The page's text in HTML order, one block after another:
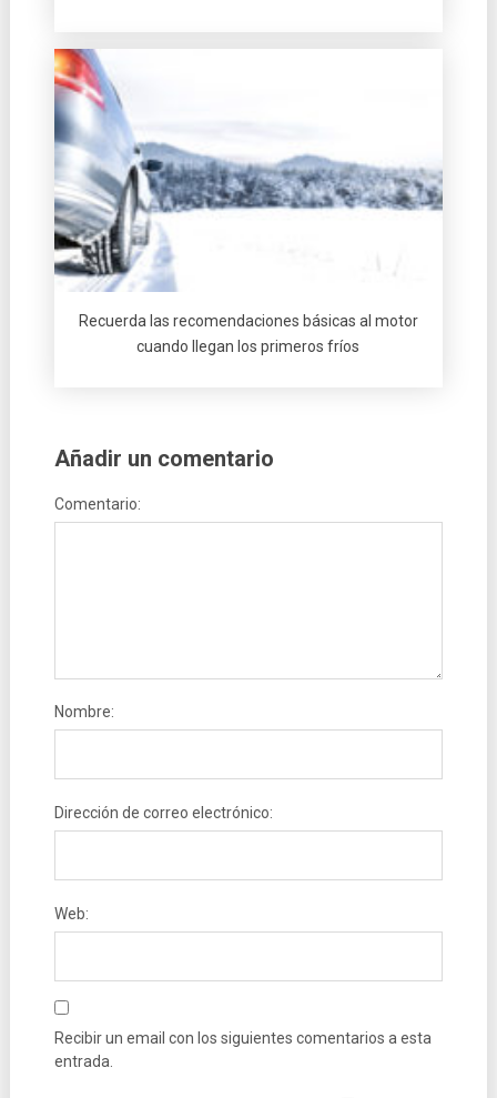
Recuerda las recomendaciones básicas al motor
cuando llegan los primeros fríos
Añadir un comentario
Comentario:
Nombre:
Dirección de correo electrónico:
Web:
Recibir un email con los siguientes comentarios a esta
entrada.